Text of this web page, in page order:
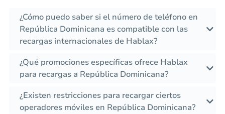
¿Cómo puedo saber si el número de teléfono en
República Dominicana es compatible con las
recargas internacionales de Hablax?
¿Qué promociones específicas ofrece Hablax
para recargas a República Dominicana?
¿Existen restricciones para recargar ciertos
operadores móviles en República Dominicana?